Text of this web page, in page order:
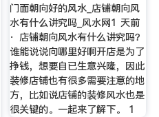
门面朝向好的风水_店铺朝向风
水有什么讲究吗_风水网1 天前
· 店铺朝向风水有什么讲究吗？
谁能说说向哪里好啊开店是为了
挣钱，想要自已生意兴隆，因此
装修店铺也有很多需要注意的地
方，比如说店铺的装修风水也是
很关键的。一起来了解下。 1